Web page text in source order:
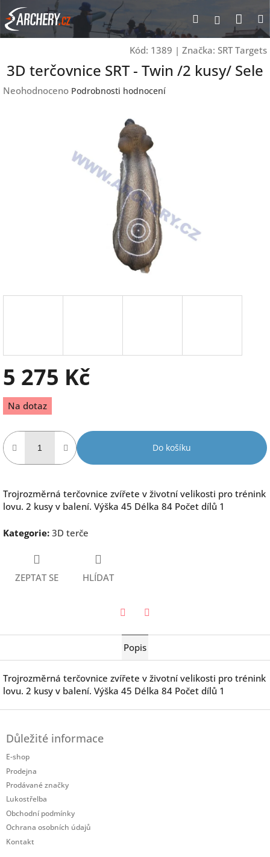
Přejít
na
obsah
Hledat
Kód: 1389 | Značka: SRT Targets
3D terčovnice SRT - Twin /2 kusy/ Sele
Průměrné
Neohodnoceno Podrobnosti hodnocení
5 275 Kč
Měrná
cena:
Na dotaz
Do košíku
Trojrozměrná terčovnice zvířete v životní velikosti pro trénink
lovu. 2 kusy v balení. Výška 45 Délka 84 Počet dílů 1
Kategorie: 3D terče
ZEPTAT SE HLÍDAT
Popis
Trojrozměrná terčovnice zvířete v životní velikosti pro trénink
lovu. 2 kusy v balení. Výška 45 Délka 84 Počet dílů 1
Důležité informace
E-shop
Prodejna
Prodávané značky
Lukostřelba
Obchodní podmínky
Ochrana osobních údajů
Kontakt